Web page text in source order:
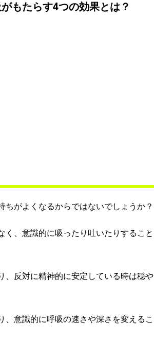
もたらす4つの効果とは？
がよくなるからではないでしょうか？
、意識的に吸ったり吐いたりすること
、反対に精神的に安定している時は穏や
意識的に呼吸の速さや深さを変えるこ